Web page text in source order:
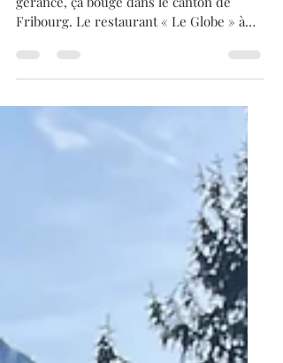
Ouvertures, fermetures, changement de
Fribourg. Le restaurant « Le Globe » à
Bulle. Changement de gérance au
portes le 30 juin 2026, pour être repris le
jeudi 20 août 2026, pour une nouvelle
aventure, par le bon restaurant
d’application : le restaurant « Dans La
Forêt Lointaine » à Vaulruz, que j’ai eu la
chance de visiter une dizaine de fois et